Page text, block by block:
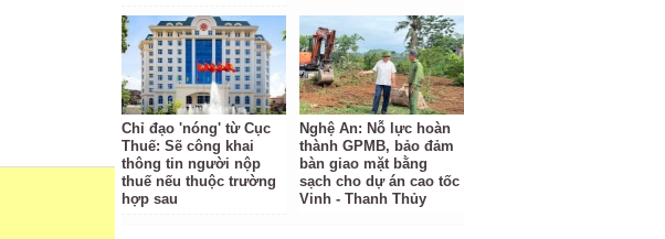
Chỉ đạo 'nóng' từ Cục
Thuế: Sẽ công khai
thông tin người nộp
thuế nếu thuộc trường
hợp sau
Nghệ An: Nỗ lực hoàn
thành GPMB, bảo đảm
bàn giao mặt bằng
sạch cho dự án cao tốc
Vinh - Thanh Thủy